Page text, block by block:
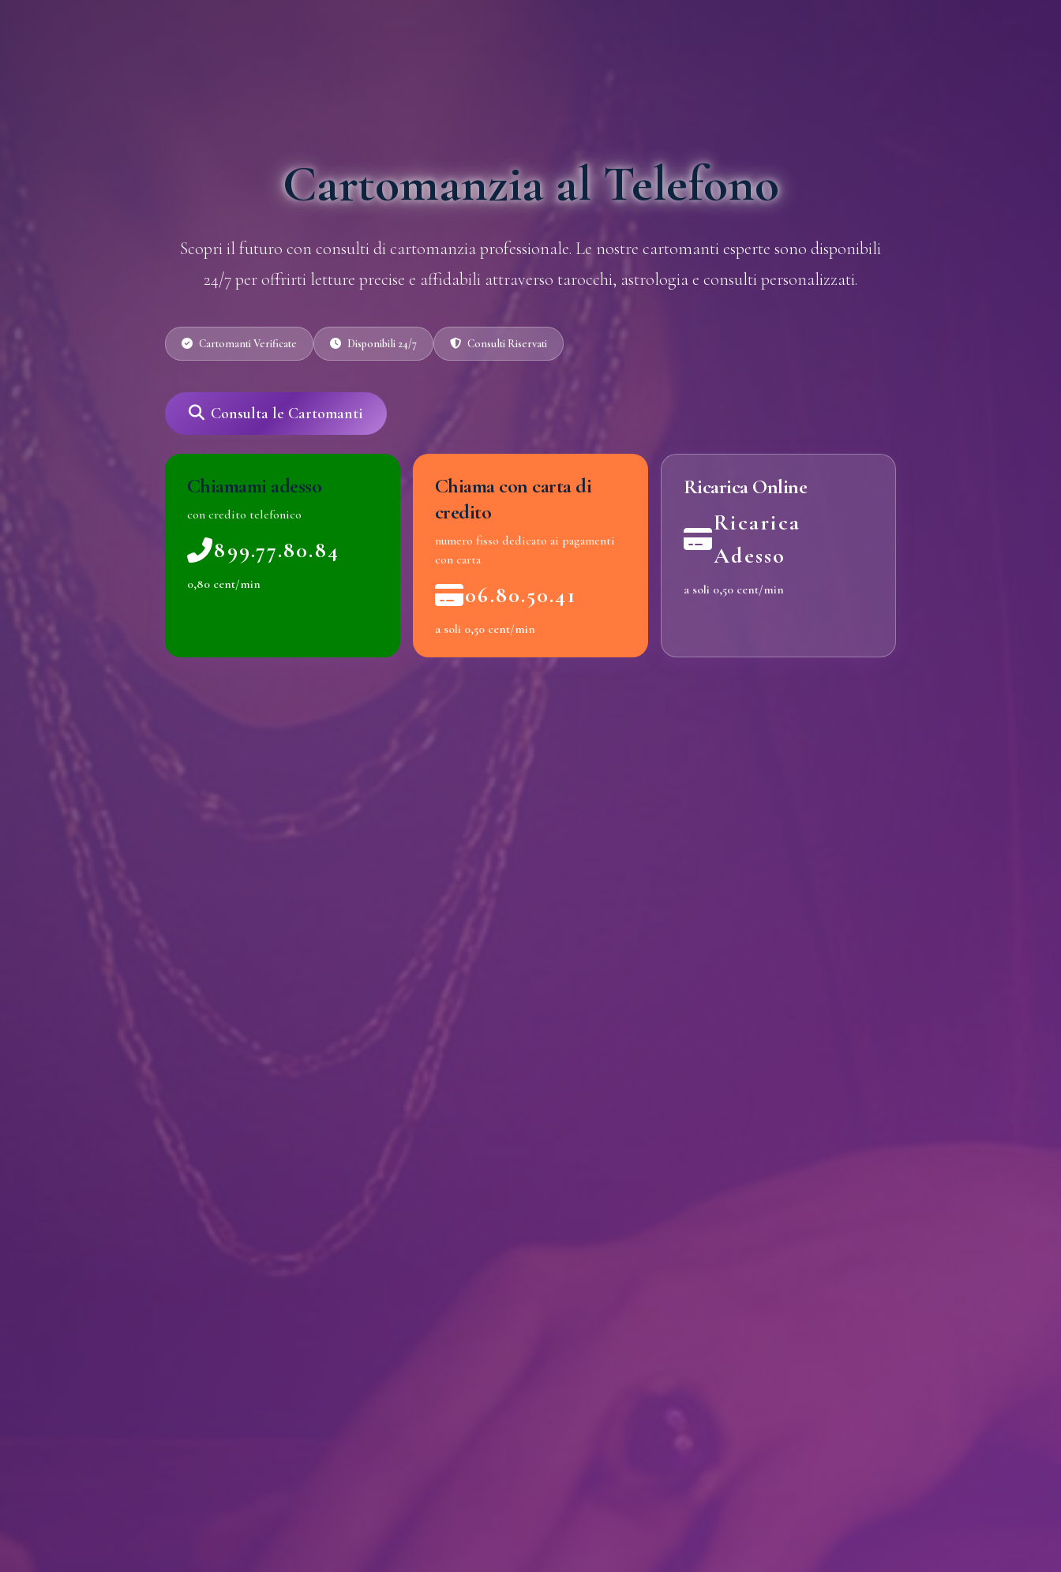
Cartomanzia al Telefono
Scopri il futuro con consulti di cartomanzia professionale. Le nostre cartomanti esperte sono disponibili
24/7 per offrirti letture precise e affidabili attraverso tarocchi, astrologia e consulti personalizzati.
Cartomanti Verificate Disponibili 24/7 Consulti Riservati
Consulta le Cartomanti
Chiamami adesso
con credito telefonico
899.77.80.84
0,80 cent/min
Chiama con carta di
credito
numero fisso dedicato ai pagamenti
con carta
06.80.50.41
a soli 0,50 cent/min
Ricarica Online
Ricarica
Adesso
a soli 0,50 cent/min